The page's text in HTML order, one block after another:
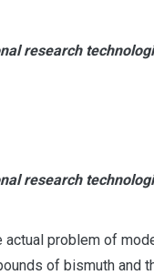
research
research
problem of
of bismuth and